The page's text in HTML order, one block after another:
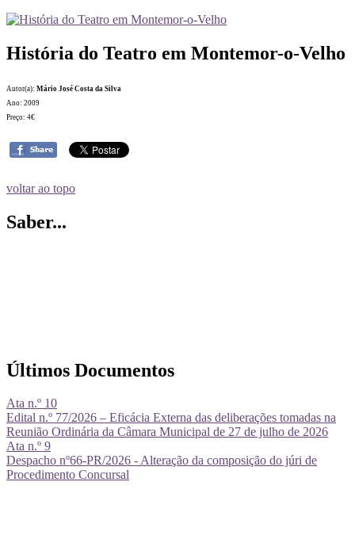
História do Teatro em Montemor-o-Velho
Autor(a): Mário José Costa da Silva
Ano: 2009
Preço: 4€
voltar ao topo
Saber...
Últimos Documentos
Ata n.º 10
Edital n.º 77/2026 – Eficácia Externa das deliberações tomadas na
Reunião Ordinária da Câmara Municipal de 27 de julho de 2026
Ata n.º 9
Despacho nº66-PR/2026 - Alteração da composição do júri de
Procedimento Concursal